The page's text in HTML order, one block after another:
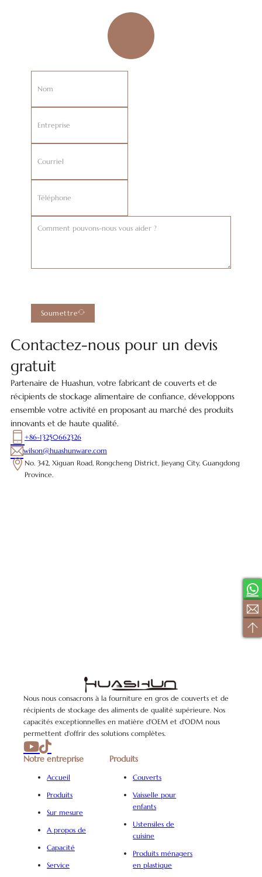
Contactez-nous pour un devis
gratuit
Partenaire de Huashun, votre fabricant de couverts et de
récipients de stockage alimentaire de confiance, développons
ensemble votre activité en proposant au marché des produits
innovants et de haute qualité.
+86-13250662326
wilson@huashunware.com
No. 342, Xiguan Road, Rongcheng District, Jieyang City, Guangdong
Province.
Soumettre
Nous nous consacrons à la fourniture en gros de couverts et de
récipients de stockage des aliments de qualité supérieure. Nos
capacités exceptionnelles en matière d'OEM et d'ODM nous
permettent d'offrir des solutions complètes.
Notre entreprise
Accueil
Produits
Sur mesure
A propos de
Capacité
Service
Produits
Couverts
Vaisselle pour
enfants
Ustensiles de
cuisine
Produits ménagers
en plastique